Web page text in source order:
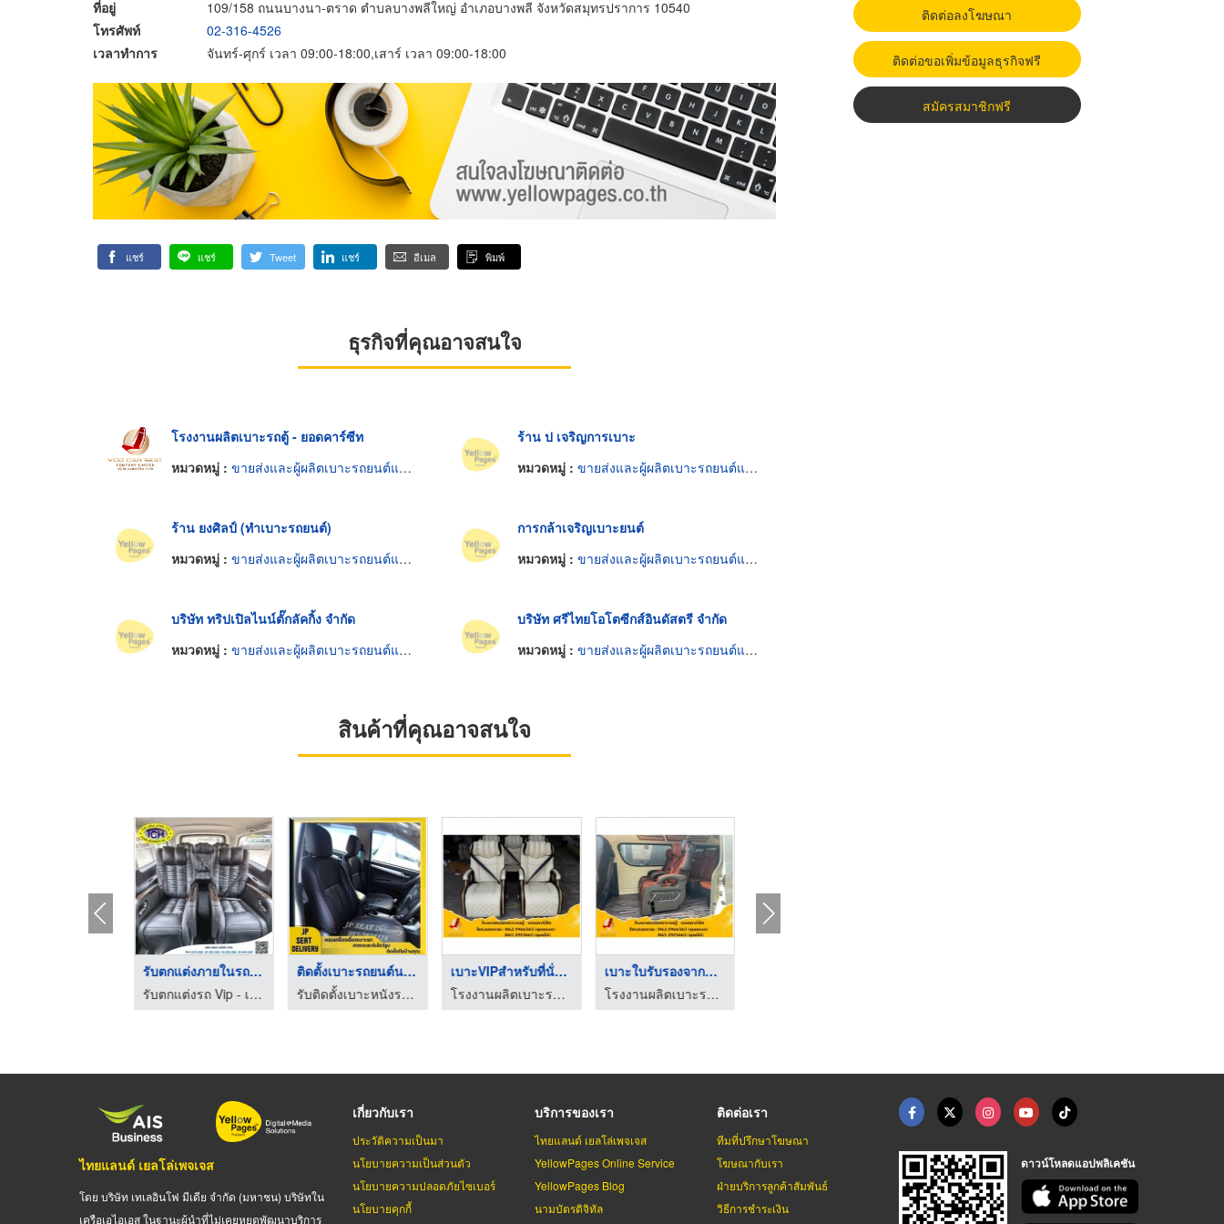
ที่อยู่
109/158 ถนนบางนา-ตราด ตำบลบางพลีใหญ่ อำเภอบางพลี จังหวัดสมุทรปราการ 10540
โทรศัพท์
02-316-4526
เวลาทำการ
จันทร์-ศุกร์ เวลา 09:00-18:00,เสาร์ เวลา 09:00-18:00
แชร์ แชร์ Tweet แชร์ อีเมล พิมพ์
ธุรกิจที่คุณอาจสนใจ
โรงงานผลิตเบาะรถตู้ - ยอดคาร์ซีท
หมวดหมู่ : ขายส่งและผู้ผลิตเบาะรถยนต์และรถจักรยานยนต์
ร้าน ป เจริญการเบาะ
หมวดหมู่ : ขายส่งและผู้ผลิตเบาะรถยนต์และรถจักรยานยนต์
ร้าน ยงศิลป์ (ทำเบาะรถยนต์)
หมวดหมู่ : ขายส่งและผู้ผลิตเบาะรถยนต์และรถจักรยานยนต์
การกล้าเจริญเบาะยนต์
หมวดหมู่ : ขายส่งและผู้ผลิตเบาะรถยนต์และรถจักรยานยนต์
บริษัท ทริปเปิลไนน์ตั๊กลัคกิ้ง จำกัด
หมวดหมู่ : ขายส่งและผู้ผลิตเบาะรถยนต์และรถจักรยานยนต์
บริษัท ศรีไทยโอโตซีกส์อินดัสตรี จำกัด
หมวดหมู่ : ขายส่งและผู้ผลิตเบาะรถยนต์และรถจักรยานยนต์
สินค้าที่คุณอาจสนใจ
รับตกแต่งภายในรถ VIP
รับตกแต่งรถ Vip - เตชินท์ ออโตซีท
ติดตั้งเบาะรถยนต์นอก ...
รับติดตั้งเบาะหนังรถยนต์ - JP SEAT Delivery
เบาะVIPสำหรับที่นั่ง ...
โรงงานผลิตเบาะรถตู้ - ยอดคาร์ซีท
เบาะใบรับรองจากขนส่ง
โรงงานผลิตเบาะรถตู้ - ยอดคาร์ซีท
ติดต่อลงโฆษณา
ติดต่อขอเพิ่มข้อมูลธุรกิจฟรี
สมัครสมาชิกฟรี
ไทยแลนด์ เยลโล่เพจเจส
โดย บริษัท เทเลอินโฟ มีเดีย จำกัด (มหาชน) บริษัทใน
เครือเอไอเอส ในฐานะผู้นำที่ไม่เคยหยุดพัฒนาบริการ
เกี่ยวกับเรา
ประวัติความเป็นมา
นโยบายความเป็นส่วนตัว
นโยบายความปลอดภัยไซเบอร์
นโยบายคุกกี้
บริการของเรา
ไทยแลนด์ เยลโล่เพจเจส
YellowPages Online Service
YellowPages Blog
นามบัตรดิจิทัล
ติดต่อเรา
ทีมที่ปรึกษาโฆษณา
โฆษณากับเรา
ฝ่ายบริการลูกค้าสัมพันธ์
วิธีการชำระเงิน
ดาวน์โหลดแอปพลิเคชัน